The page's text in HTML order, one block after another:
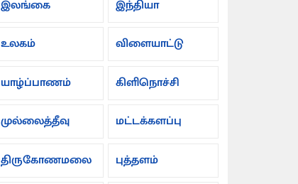
இலங்கை இந்தியா
உலகம் விளையாட்டு
யாழ்ப்பாணம் கிளிநொச்சி
முல்லைத்தீவு மட்டக்களப்பு
திருகோணமலை புத்தளம்